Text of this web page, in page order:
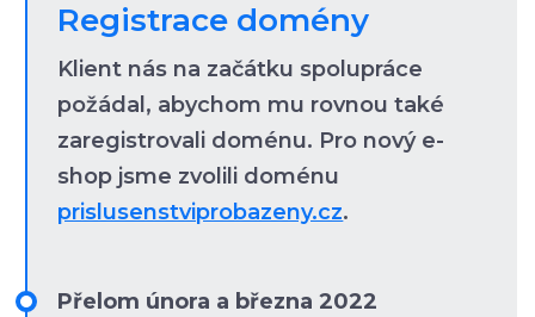
Registrace domény
Klient nás na začátku spolupráce
požádal, abychom mu rovnou také
zaregistrovali doménu. Pro nový e-
shop jsme zvolili doménu
prislusenstviprobazeny.cz.
Přelom února a března 2022